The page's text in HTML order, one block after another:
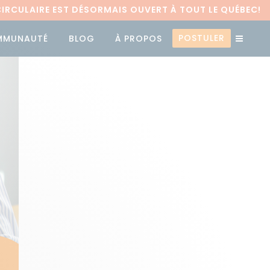
EST DÉSORMAIS OUVERT À TOUT LE QUÉBEC!
BLOG À PROPOS POSTULER